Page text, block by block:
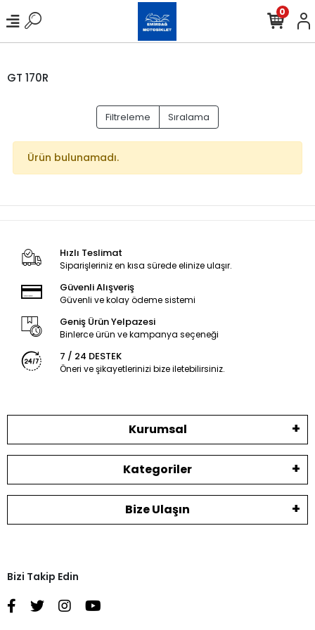
0
GT 170R
Filtreleme Sıralama
Ürün bulunamadı.
Hızlı Teslimat
Siparişleriniz en kısa sürede elinize ulaşır.
Güvenli Alışveriş
Güvenli ve kolay ödeme sistemi
Geniş Ürün Yelpazesi
Binlerce ürün ve kampanya seçeneği
7 / 24 DESTEK
Öneri ve şikayetlerinizi bize iletebilirsiniz.
Kurumsal
Kategoriler
Bize Ulaşın
Bizi Takip Edin